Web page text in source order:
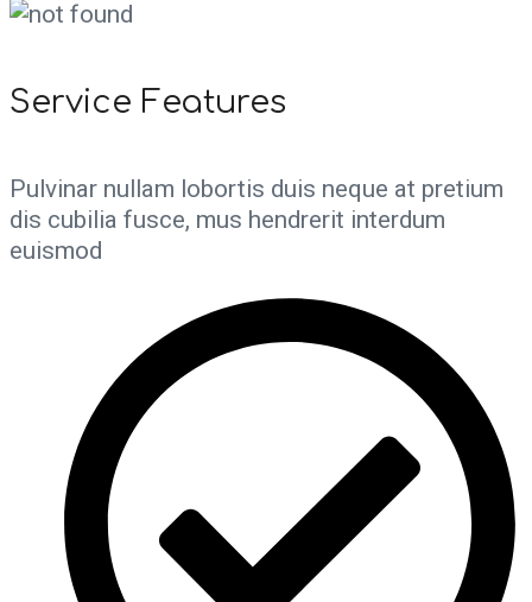
Service Features
Pulvinar nullam lobortis duis neque at pretium
dis cubilia fusce, mus hendrerit interdum
euismod